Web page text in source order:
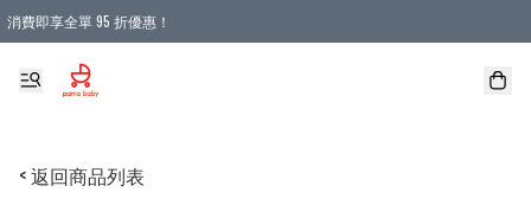
消費即享全單 95 折優惠！
購物滿 HKD 900.00即享免運費優惠！（適用於 本地送貨、本地取貨 )
< 返回商品列表